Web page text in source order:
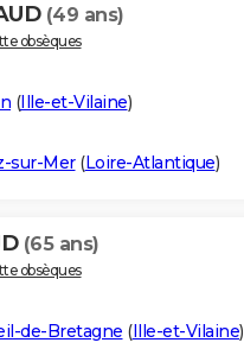
(49 ans)
obsèques
(Ille-et-Vilaine)
sur-Mer(Loire-Atlantique)
(65 ans)
obsèques
de-Bretagne (Ille-et-Vilaine)